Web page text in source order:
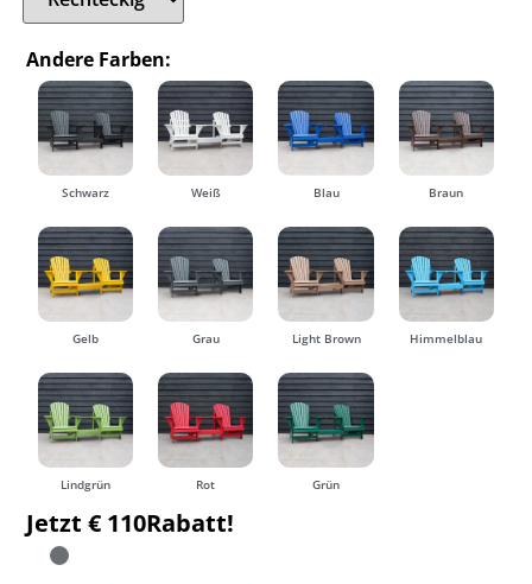
Andere Farben:
Schwarz Weiß Blau Braun
Gelb Grau Light Brown Himmelblau
Lindgrün Rot Grün
Jetzt € 110Rabatt!